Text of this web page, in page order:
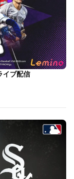
イブ配信